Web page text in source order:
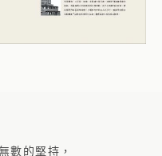
數的堅持，